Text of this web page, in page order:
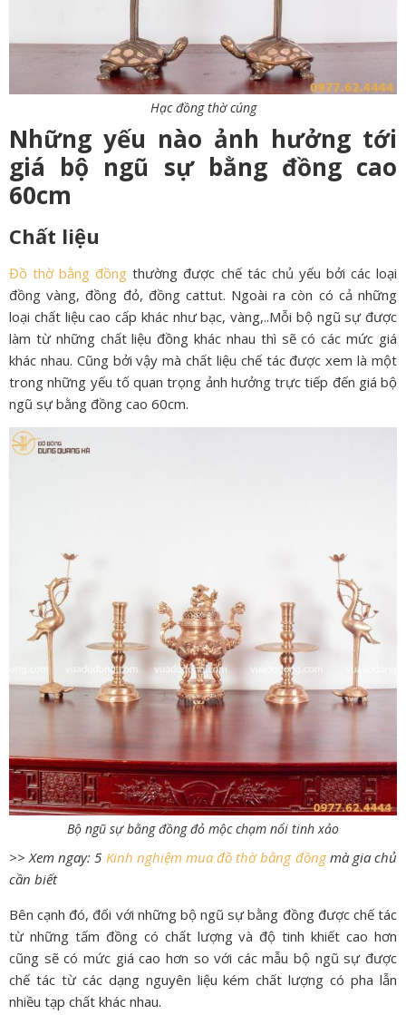
Hạc đồng thờ cúng
Những yếu nào ảnh hưởng tới
giá bộ ngũ sự bằng đồng cao
60cm
Chất liệu
Đồ thờ bằng đồng thường được chế tác chủ yếu bởi các loại
đồng vàng, đồng đỏ, đồng cattut. Ngoài ra còn có cả những
loại chất liệu cao cấp khác như bạc, vàng,..Mỗi bộ ngũ sự được
làm từ những chất liệu đồng khác nhau thì sẽ có các mức giá
khác nhau. Cũng bởi vậy mà chất liệu chế tác được xem là một
trong những yếu tố quan trọng ảnh hưởng trực tiếp đến giá bộ
ngũ sự bằng đồng cao 60cm.
Bộ ngũ sự bằng đồng đỏ mộc chạm nổi tinh xảo
>> Xem ngay: 5 Kinh nghiệm mua đồ thờ bằng đồngmà gia chủ
cần biết
Bên cạnh đó, đối với những bộ ngũ sự bằng đồng được chế tác
từ những tấm đồng có chất lượng và độ tinh khiết cao hơn
cũng sẽ có mức giá cao hơn so với các mẫu bộ ngũ sự được
chế tác từ các dạng nguyên liệu kém chất lượng có pha lẫn
nhiều tạp chất khác nhau.